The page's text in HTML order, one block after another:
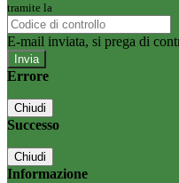
tramite la
E-mail inviata, si prega di
Errore
Chiudi
Successo
Chiudi
Informazione